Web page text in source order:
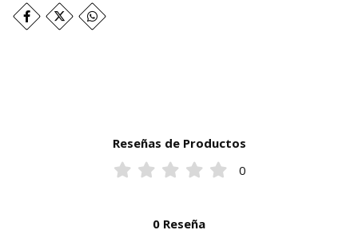
Reseñas de Productos
0
0 Reseña